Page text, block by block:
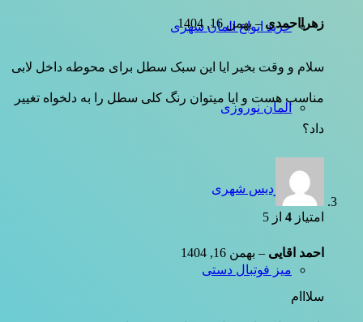
خرید انواع المان شهری
المان نوروزی
سردیس شهری
میز فوتبال دستی
زهرااحمدی– بهمن 16, 1404
سلام و وقت بخیر ایا این سبک سطل برای محوطه داخل لابی
مناسب هست و ایا میتوان رنگ کلی سطل را به دلخواه تغییر
داد؟
امتیاز 4 از 5
احمد اقایی – بهمن 16, 1404
سلااام